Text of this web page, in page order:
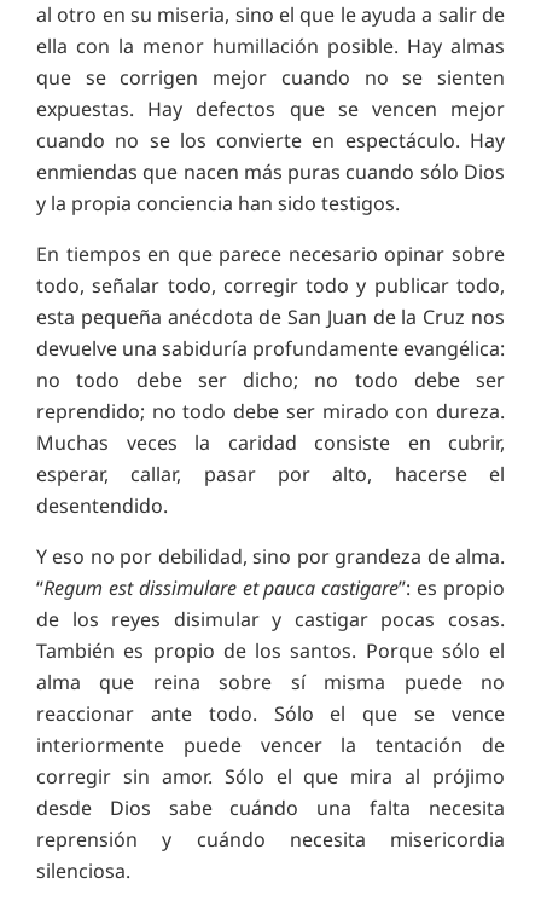
al otro en su miseria, sino el que le ayuda a salir de
ella con la menor humillación posible. Hay almas
que se corrigen mejor cuando no se sienten
expuestas. Hay defectos que se vencen mejor
cuando no se los convierte en espectáculo. Hay
enmiendas que nacen más puras cuando sólo Dios
y la propia conciencia han sido testigos.
En tiempos en que parece necesario opinar sobre
todo, señalar todo, corregir todo y publicar todo,
esta pequeña anécdota de San Juan de la Cruz nos
devuelve una sabiduría profundamente evangélica:
no todo debe ser dicho; no todo debe ser
reprendido; no todo debe ser mirado con dureza.
Muchas veces la caridad consiste en cubrir,
esperar, callar, pasar por alto, hacerse el
desentendido.
Y eso no por debilidad, sino por grandeza de alma.
“Regum est dissimulare et pauca castigare”: es propio
de los reyes disimular y castigar pocas cosas.
También es propio de los santos. Porque sólo el
alma que reina sobre sí misma puede no
reaccionar ante todo. Sólo el que se vence
interiormente puede vencer la tentación de
corregir sin amor. Sólo el que mira al prójimo
desde Dios sabe cuándo una falta necesita
reprensión y cuándo necesita misericordia
silenciosa.